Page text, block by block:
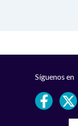
Síguenos en